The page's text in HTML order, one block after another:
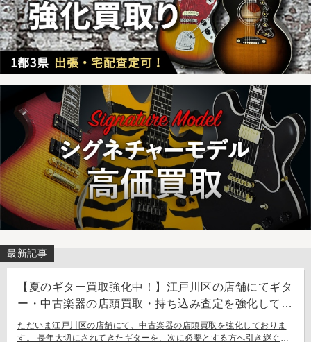
最新記事
【夏のギター買取強化中！】江戸川区の店舗にてギタ
ー・中古楽器の店頭買取・持ち込み査定を強化してお
ります。
ただいま江戸川区の店舗にて、中古楽器の店頭買取を強化しておりま
す。 長年大切にされてきたギターを、次に必要とする方へ引き継ぐお